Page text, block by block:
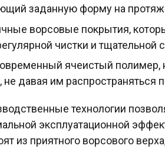
заданную форму на
ворсовые покрытия,
чистки и
ячеистый полимер,
давая им распространяться
технологии
эксплуатационной
из приятного ворсового